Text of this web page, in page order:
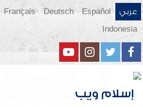
عربي Español
Deutsch
Français
Indonesia